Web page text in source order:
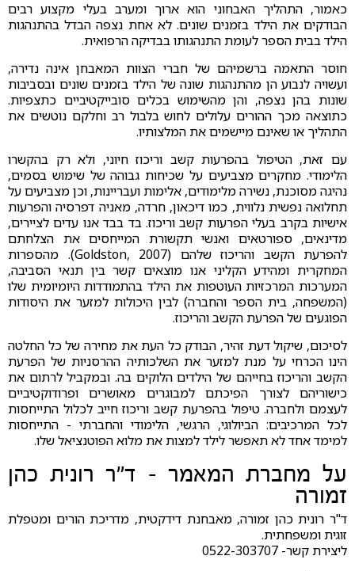
כאמור, התהליך האבחוני הוא ארוך ומערב בעלי מקצוע רבים
הבודקים את הילד בזמנים שונים. לא אחת נצפה הבדל בהתנהגות
הילד בבית הספר לעומת התנהגותו בבדיקה הרפואית.
חוסר התאמה ברשמיהם של חברי הצוות המאבחן אינה נדירה,
ועשויה לנבוע הן מהתנהגות שונה של הילד בזמנים שונים ובסביבות
שונות בהן נצפה, והן מהשימוש בכלים סובייקטיביים כתצפיות.
כתוצאה מכך ההורים עלולים לחוש בלבול רב וחלקם נוטשים את
התהליך או שאינם מיישמים את המלצותיו.
עם זאת, הטיפול בהפרעות קשב וריכוז חיוני, ולא רק בהקשרו
הלימודי. מחקרים מצביעים על שכיחות גבוהה של שימוש בסמים,
נהיגה מסוכנת, נשירה מלימודים, אלימות ועבריינות, וכן מצביעים על
תחלואה נפשית נלווית, כמו דיכאון, חרדה, מאניה דפרסיה והפרעות
אישיות בקרב בעלי הפרעות קשב וריכוז. בד בבד אנו עדים לציירים,
מדינאים, ספורטאים ואנשי תקשורת המייחסים את הצלחתם
להפרעת הקשב והריכוז שלהם (Goldston, 2007). מהספרות
המחקרית ומהידע הקליני אנו מוצאים קשר בין תנאי הסביבה,
המערכות המרכזיות העוטפות את הילד בהתמודדות היומיומית שלו
(המשפחה, בית הספר והחברה) לבין היכולות למזער את היסודות
הפוגעים של הפרעת הקשב והריכוז.
לסיכום, שיקול דעת זהיר, הבודק כל העת את מחירה של כל החלטה
הינו הכרחי על מנת למזער את השלכותיה ההרסניות של הפרעת
הקשב והריכוז בחייהם של הילדים הלוקים בה. ובמקביל לרתום את
כישוריהם לצורך הפיכתם למבוגרים מאושרים ופרודוקטיביים
לעצמם ולחברה. טיפול בהפרעת קשב וריכוז חייב לכלול התייחסות
לכל המרכיבים: הביולוגי, הרגשי, הלימודי והחברתי - התייחסות
למימד אחד לא תאפשר לילד למצות את מלוא הפוטנציאל שלו.
על מחברת המאמר - ד"ר רונית כהן
זמורה
ד"ר רונית כהן זמורה, מאבחנת דידקטית, מדריכת הורים ומטפלת
זוגית ומשפחתית.
ליצירת קשר- 0522-303707